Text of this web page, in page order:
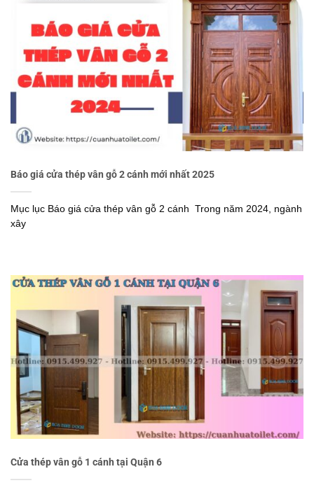
Báo giá cửa thép vân gỗ 2 cánh mới nhất 2025
Mục lục Báo giá cửa thép vân gỗ 2 cánh Trong năm 2024, ngành
xây
Cửa thép vân gỗ 1 cánh tại Quận 6